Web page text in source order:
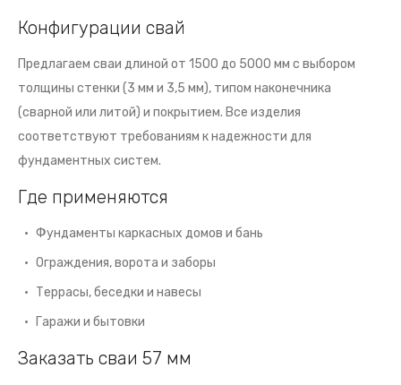
Конфигурации свай
Предлагаем сваи длиной от 1500 до 5000 мм с выбором
толщины стенки (3 мм и 3,5 мм), типом наконечника
(сварной или литой) и покрытием. Все изделия
соответствуют требованиям к надежности для
фундаментных систем.
Где применяются
Фундаменты каркасных домов и бань
Ограждения, ворота и заборы
Террасы, беседки и навесы
Гаражи и бытовки
Заказать сваи 57 мм